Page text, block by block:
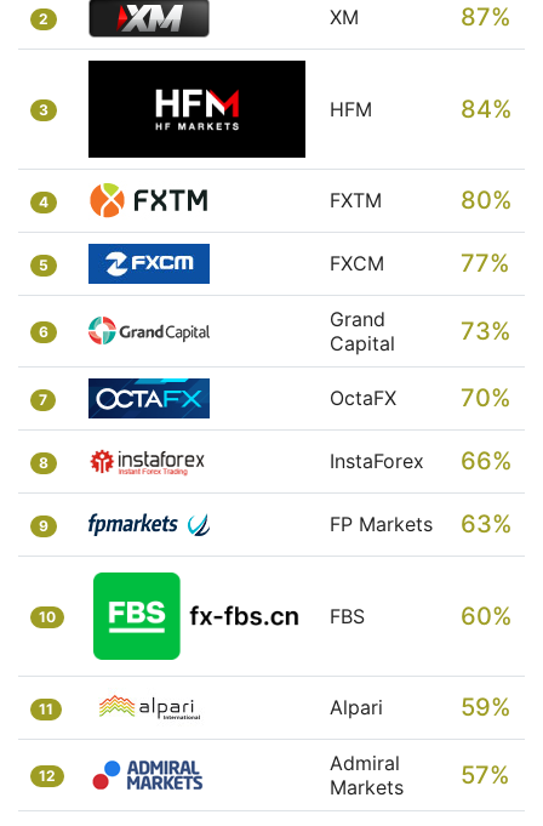
2 XM 87%
3 HFM 84%
4 FXTM 80%
5 FXCM 77%
6
Grand
Capital
73%
7 OctaFX 70%
8 InstaForex 66%
9 FP Markets 63%
10 FBS 60%
11 Alpari 59%
12
Admiral
Markets
57%